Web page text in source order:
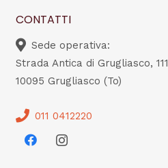
CONTATTI
Sede operativa:
Strada Antica di Grugliasco, 111
10095 Grugliasco (To)
011 0412220